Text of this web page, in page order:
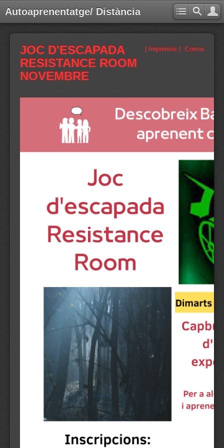
Autoaprenentatge/ Distància
Correu
| Imprimeix |
JOC D'ESCAPADA
RESISTANCE ROOM
NOVEMBRE